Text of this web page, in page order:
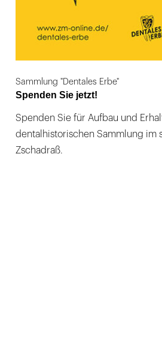
Sammlung "Dentales Erbe"
Spenden Sie jetzt!
Spenden Sie für Aufbau und
dentalhistorischen Sammlung im
Zschadraß.